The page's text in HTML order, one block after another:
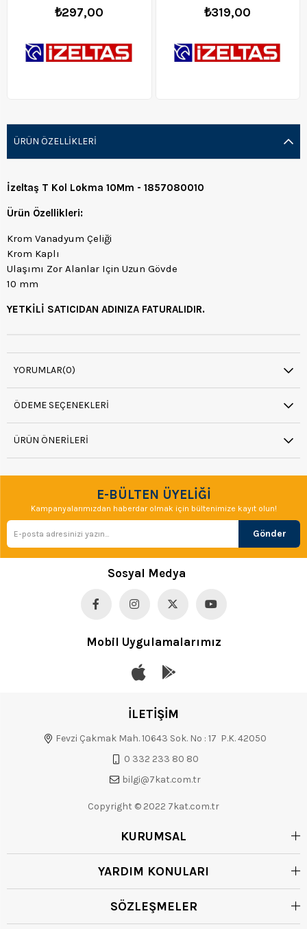
₺297,00 ₺319,00
ÜRÜN ÖZELLIKLERI
İzeltaş T Kol Lokma 10Mm - 1857080010
Ürün Özellikleri:
Krom Vanadyum Çeliği
Krom Kaplı
Ulaşımı Zor Alanlar Için Uzun Gövde
10 mm
YETKİLİ SATICIDAN ADINIZA FATURALIDIR.
YORUMLAR(0)
ÖDEME SEÇENEKLERI
ÜRÜN ÖNERILERI
E-BÜLTEN ÜYELİĞİ
Kampanyalarımızdan haberdar olmak için bültenimize kayıt olun!
Gönder
Sosyal Medya
Mobil Uygulamalarımız
İLETİŞİM
Fevzi Çakmak Mah. 10643 Sok. No : 17 P.K. 42050
0 332 233 80 80
bilgi@7kat.com.tr
Copyright © 2022 7kat.com.tr
KURUMSAL
YARDIM KONULARI
SÖZLEŞMELER